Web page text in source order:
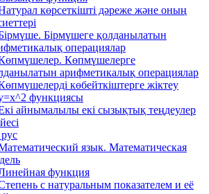
көрсеткішті дәреже және оның
Бірмүшеге қолданылатын
операциялар
Көпмүшелерге
арифметикалық операциялар
көбейткіштерге жіктеу
функциясы
айнымалылы екі сызықтық теңдеулер
язык. Математическая
функция
с натуральным показателем и её